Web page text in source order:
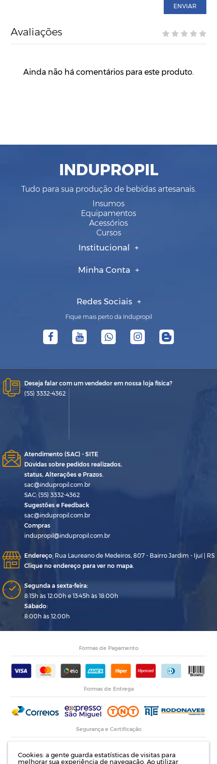
Cookies: a gente guarda estatísticas de visitas para
melhorar sua experiência de navegação. Ao utilizar
ENVIAR
Avaliações
Ainda não há comentários para este produto.
INDUPROPIL
Tudo para sua produção de bebidas artesanais.
Insumos
Equipamentos
Acessórios
Cursos
Institucional
Minha Conta
Redes Sociais
Fique mais perto da Indupropil
Deseja falar com um vendedor em nossa loja física?
(55) 3332-4362
Atendimento (SAC) - SITE
Dúvidas sobre pedidos realizados,
status, Alterações e Prazos.
sac@indupropil.com.br
SAC: (55) 3332-4362
Sugestões e Feedback
sac@indupropil.com.br
Compras
indupropil@indupropil.com.br
Endereço: Rua Laureano de Medeiros, 807 - Bairro Jardim - Ijuí | RS
Clique no endereço para ver no mapa.
Segunda a sexta-feira:
8:15h às 12:00h e 13:45h às 18:00h
Sábado:
8:00h às 12:00h
Formas de Pagamento
Formas de Entrega
Segurança e Certificação